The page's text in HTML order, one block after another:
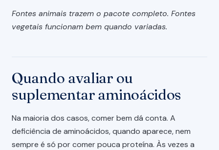
Fontes animais trazem o pacote completo. Fontes
vegetais funcionam bem quando variadas.
Quando avaliar ou
suplementar aminoácidos
Na maioria dos casos, comer bem dá conta. A
deficiência de aminoácidos, quando aparece, nem
sempre é só por comer pouca proteína. Às vezes a